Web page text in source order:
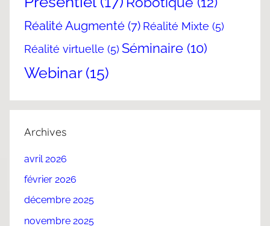
Réalité Augmenté (7) Réalité Mixte (5)
Réalité virtuelle (5) Séminaire (10)
Webinar(15)
Archives
avril 2026
février 2026
décembre 2025
novembre 2025